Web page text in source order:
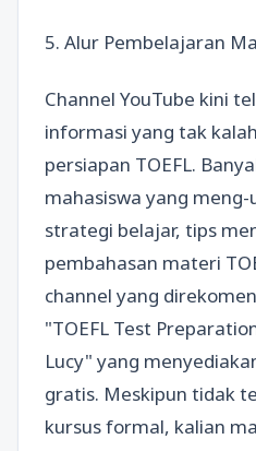
5. Alur Pembelajaran
Channel YouTube kini
informasi yang tak
persiapan TOEFL.
mahasiswa yang
strategi belajar, tips
pembahasan materi
channel yang
"TOEFL Test
Lucy" yang
gratis. Meskipun tidak
kursus formal, kalian